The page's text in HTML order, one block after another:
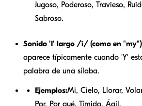
Jugoso, Poderoso, Travieso,
Sabroso.
Sonido 'I' largo /ī/ (como en
aparece típicamente cuando 'Y'
palabra de una sílaba.
Ejemplos:Mi, Cielo, Llorar,
Por, Por qué, Tímido, Ágil.